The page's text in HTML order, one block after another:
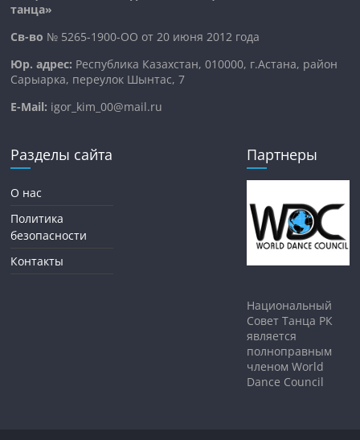
танца»
Св-во № 5265-1900-ОО от 20 июня 2012 года
Юр. адрес: Республика Казахстан, 010000, г.Астана, район
Сарыарка, переулок Шынтас, 7
E-Mail: igor_kim_00@mail.ru
Разделы сайта
О нас
Политика
безопасности
Контакты
Партнеры
Национальный
Совет Танца РК
является
полноправным
членом World
Dance Council